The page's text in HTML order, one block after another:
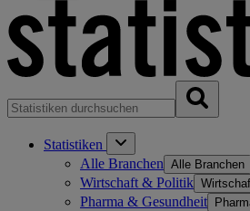
Statistiken
Alle Branchen Alle Branchen
Wirtschaft & Politik
Pharma & Gesundheit